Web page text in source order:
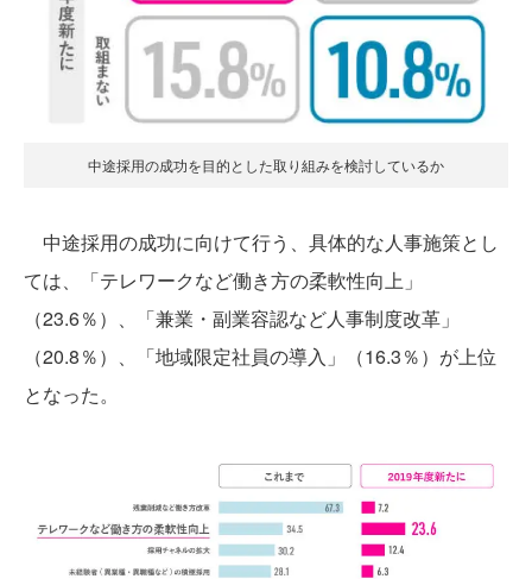
中途採用の成功を目的とした取り組みを検討しているか
中途採用の成功に向けて行う、具体的な人事施策とし
ては、「テレワークなど働き方の柔軟性向上」
（23.6％）、「兼業・副業容認など人事制度改革」
（20.8％）、「地域限定社員の導入」（16.3％）が上位
となった。